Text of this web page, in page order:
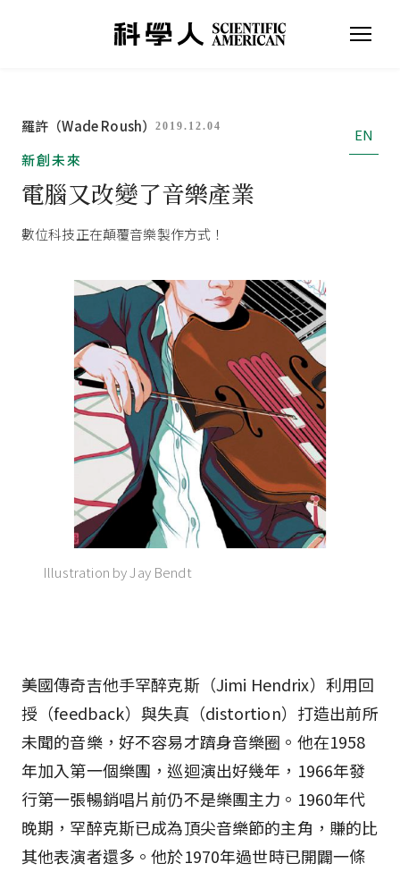
羅許（Wade Roush）2019.12.04
EN
新創未來
電腦又改變了音樂產業
數位科技正在顛覆音樂製作方式！
Illustration by Jay Bendt
美國傳奇吉他手罕醉克斯（Jimi Hendrix）利用回
授（feedback）與失真（distortion）打造出前所
未聞的音樂，好不容易才躋身音樂圈。他在1958
年加入第一個樂團，巡迴演出好幾年，1966年發
行第一張暢銷唱片前仍不是樂團主力。1960年代
晚期，罕醉克斯已成為頂尖音樂節的主角，賺的比
其他表演者還多。他於1970年過世時已開闢一條